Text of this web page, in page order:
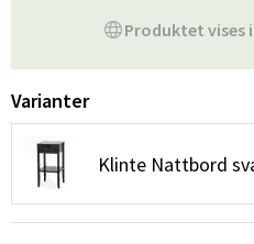
Produktet vises
Varianter
Klinte Nattbord